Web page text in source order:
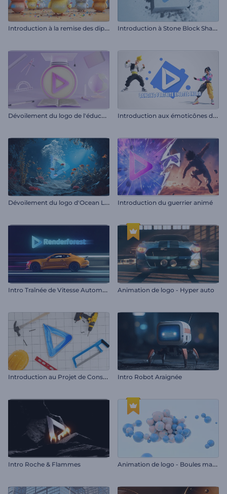
I
ntroduction à la remise des diplômes de Chick I
ntroduction à Stone Block Shatter
D
évoilement du logo de l'éducation I
ntroduction aux émoticônes dansantes de Fortnite
D
évoilement du logo d'Ocean Life Introduction du guerrier animé
I
ntro Traînée de Vitesse Automobile Animation de logo - Hyper auto
I
ntroduction au Projet de Construction Intro Robot Araignée
Intro Roche & Flammes A
nimation de logo - Boules magnétiques